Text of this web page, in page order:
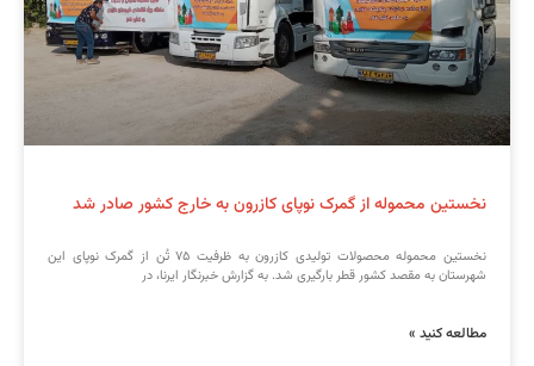
نخستین محموله از گمرک نوپای کازرون به خارج کشور صادر شد
نخستین محموله محصولات تولیدی کازرون به ظرفیت ۷۵ تُن از گمرک نوپای این
شهرستان به مقصد کشور قطر بارگیری شد. به گزارش خبرنگار ایرنا، در
مطالعه کنید »